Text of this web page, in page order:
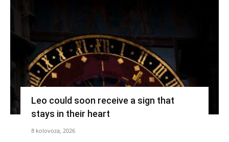
Leo could soon receive a sign that
stays in their heart
8 kolovoza, 2026